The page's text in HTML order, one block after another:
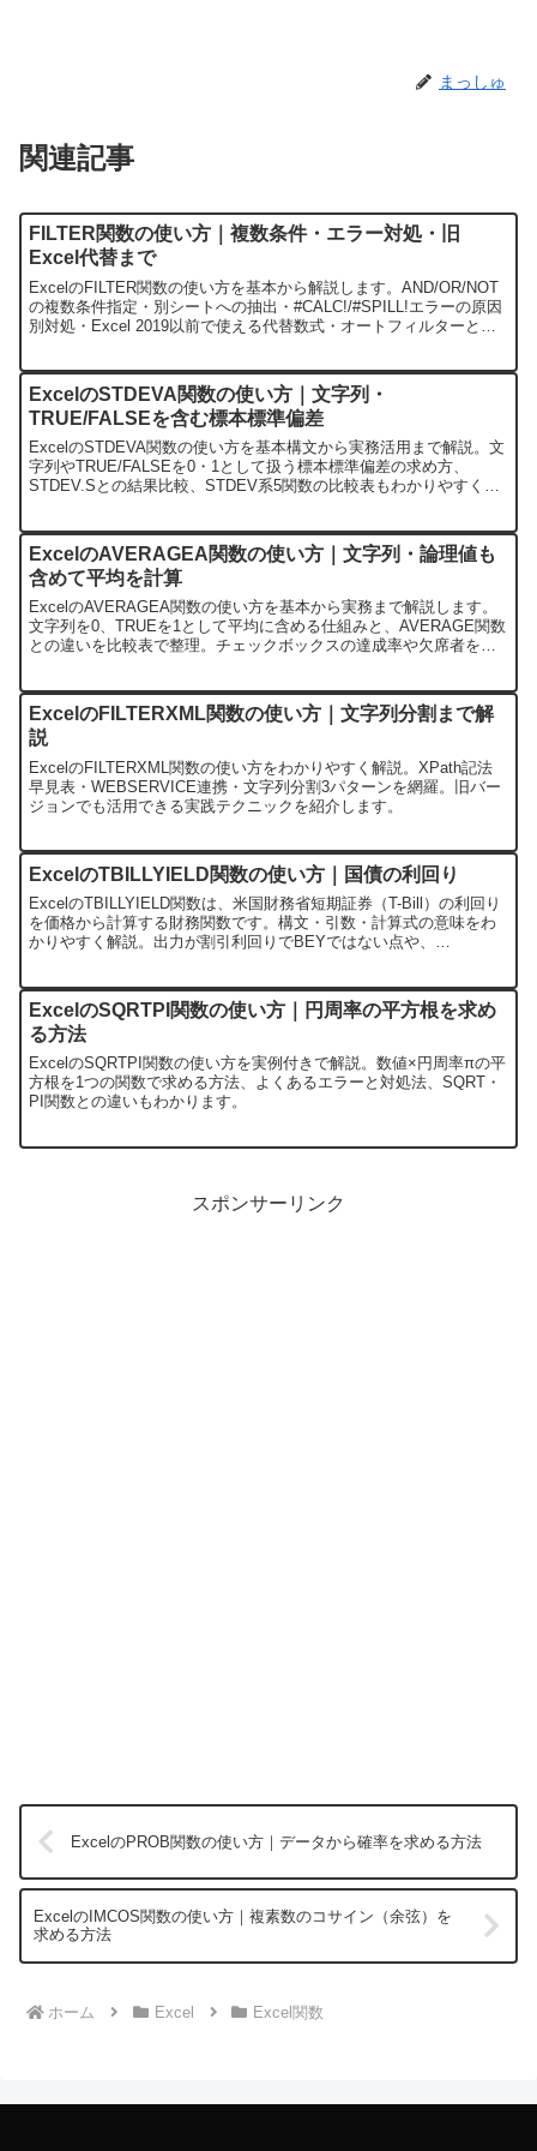
まっしゅ
関連記事
FILTER関数の使い方｜複数条件・エラー対処・旧
Excel代替まで
ExcelのFILTER関数の使い方を基本から解説します。AND/OR/NOT
の複数条件指定・別シートへの抽出・#CALC!/#SPILL!エラーの原因
別対処・Excel 2019以前で使える代替数式・オートフィルターとの
ExcelのSTDEVA関数の使い方｜文字列・
TRUE/FALSEを含む標本標準偏差
ExcelのSTDEVA関数の使い方を基本構文から実務活用まで解説。文
字列やTRUE/FALSEを0・1として扱う標本標準偏差の求め方、
STDEV.Sとの結果比較、STDEV系5関数の比較表もわかりやすく紹
ExcelのAVERAGEA関数の使い方｜文字列・論理値も
含めて平均を計算
ExcelのAVERAGEA関数の使い方を基本から実務まで解説します。
文字列を0、TRUEを1として平均に含める仕組みと、AVERAGE関数
との違いを比較表で整理。チェックボックスの達成率や欠席者を含
ExcelのFILTERXML関数の使い方｜文字列分割まで解
説
ExcelのFILTERXML関数の使い方をわかりやすく解説。XPath記法
早見表・WEBSERVICE連携・文字列分割3パターンを網羅。旧バー
ジョンでも活用できる実践テクニックを紹介します。
ExcelのTBILLYIELD関数の使い方｜国債の利回り
ExcelのTBILLYIELD関数は、米国財務省短期証券（T-Bill）の利回り
を価格から計算する財務関数です。構文・引数・計算式の意味をわ
かりやすく解説。出力が割引利回りでBEYではない点や、
ExcelのSQRTPI関数の使い方｜円周率の平方根を求め
る方法
ExcelのSQRTPI関数の使い方を実例付きで解説。数値×円周率πの平
方根を1つの関数で求める方法、よくあるエラーと対処法、SQRT・
PI関数との違いもわかります。
スポンサーリンク
ExcelのPROB関数の使い方｜データから確率を求める方法
ExcelのIMCOS関数の使い方｜複素数のコサイン（余弦）を
求める方法
ホーム Excel Excel関数